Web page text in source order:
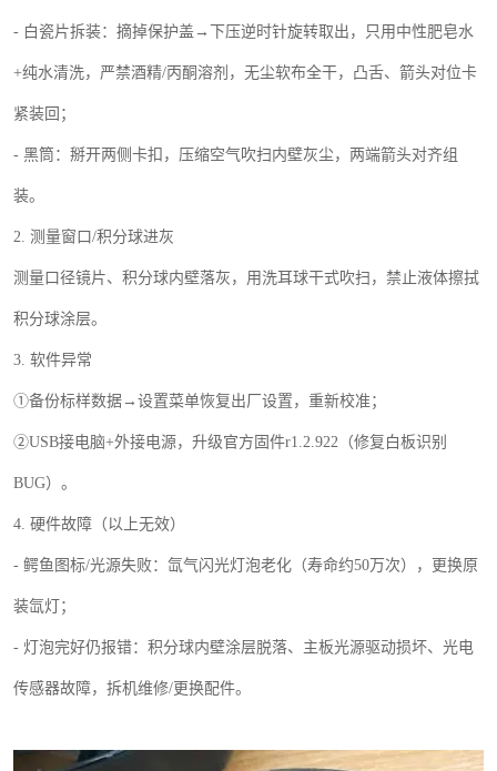
- 白瓷片拆装：摘掉保护盖→下压逆时针旋转取出，只用中性肥皂水
+纯水清洗，严禁酒精/丙酮溶剂，无尘软布全干，凸舌、箭头对位卡
紧装回；
- 黑筒：掰开两侧卡扣，压缩空气吹扫内壁灰尘，两端箭头对齐组
装。
2. 测量窗口 /积分球进灰
测量口径镜片、积分球内壁落灰，用洗耳球干式吹扫，禁止液体擦拭
积分球涂层。
3. 软件异常
①备份标样数据→设置菜单恢复出厂设置，重新校准；
②USB接电脑+外接电源，升级官方固件r1.2.922 （修复白板识别
BUG）。
4. 硬件故障（以上无效）
- 鳄鱼图标/光源失败：氙气闪光灯泡老化（寿命约50万次），更换原
装氙灯；
- 灯泡完好仍报错：积分球内壁涂层脱落、主板光源驱动损坏、光电
传感器故障，拆机维修/更换配件。